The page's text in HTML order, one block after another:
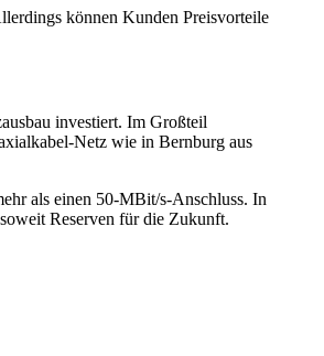
können Kunden Preisvorteile
investiert. Im Großteil
Netz wie in Bernburg aus
als einen 50-MBit/s-Anschluss. In
Reserven für die Zukunft.